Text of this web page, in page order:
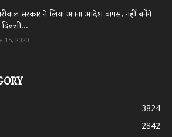
सरकार ने लिया अपना आदेश वापस, नहीं बनेंगे
15, 2020
3824
2842